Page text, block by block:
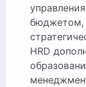
бюджетом,
HRD